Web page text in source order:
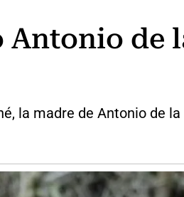
Antonio de
la madre de Antonio de la